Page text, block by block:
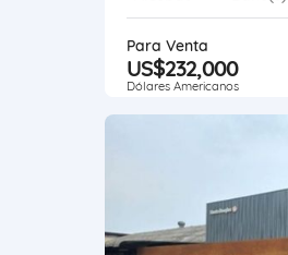
Para Venta
US$232,000
Dólares Americanos